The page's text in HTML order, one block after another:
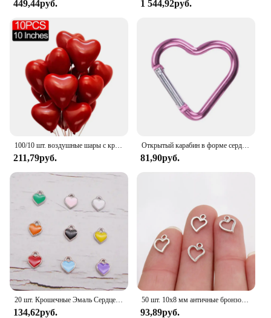
449,44руб. 1 544,92руб.
100/10 шт. воздушные шары с красным сердцем, надувной латексный шар на День святого Валентина, свадьба, юбилей, украшения, поставки, оптовая продажа
211,79руб.
Открытый карабин в форме сердца, брелок, зажим, кольца из алюминиевого сплава, зажимы для скалолазания, пружинный карабин, прочный карабин
81,90руб.
20 шт. Крошечные Эмаль Сердце Шармы Случайные Цвета Сплав Подвеска Для Ожерелье Браслет Серьги Ювелирные Изделия Аксессуар
134,62руб.
50 шт. 10x8 мм античные бронзовые посеребренные Подвески ручной работы в форме сердца кулон: сделай сам для браслета ожерелье
93,89руб.